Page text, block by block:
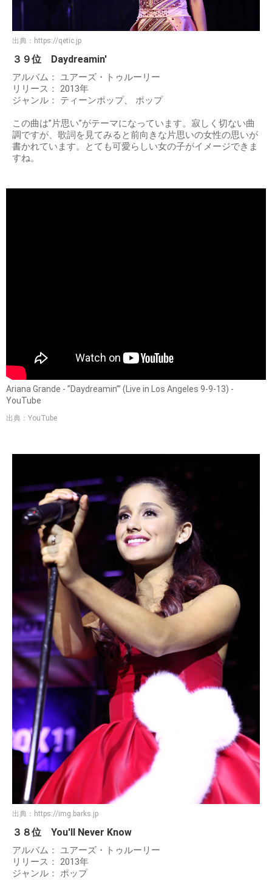
出典： https://qetic.jp
３９位 Daydreamin'
アルバム： ユアーズ・トゥルーリー
リリース： 2013年
ジャンル： ティーンポップ、 ポップ
この曲は”片思い”がテーマになっています。寂しく切ない曲
調ですが、歌詞を見てみると前向きな片思いの女性の思いが
書かれています。とても可愛らしい女の子がイメージできま
すね。
Ariana Grande - ”Daydreamin’” (Live in Los Angeles 9-9-13) -
YouTube
出典：YouTube
出典： https://img.barks.jp
３８位 You'll Never Know
アルバム： ユアーズ・トゥルーリー
リリース： 2013年
ジャンル： ポップ